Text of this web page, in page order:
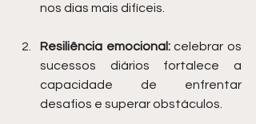
nos dias mais difíceis.
Resiliência emocional: celebrar os
sucessos diários fortalece a
capacidade de enfrentar
desafios e superar obstáculos.